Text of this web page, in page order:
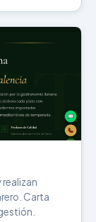
Carta